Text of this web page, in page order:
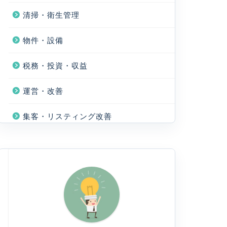
清掃・衛生管理
物件・設備
税務・投資・収益
運営・改善
集客・リスティング改善